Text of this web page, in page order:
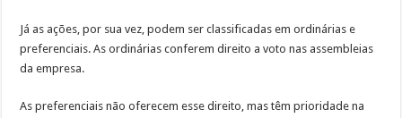
Já as ações, por sua vez, podem ser classificadas em ordinárias e
preferenciais. As ordinárias conferem direito a voto nas assembleias
da empresa.
As preferenciais não oferecem esse direito, mas têm prioridade na